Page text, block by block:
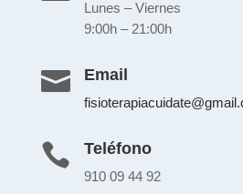
Lunes – Viernes
9:00h – 21:00h
 Email
 Teléfono
910 09 44 92